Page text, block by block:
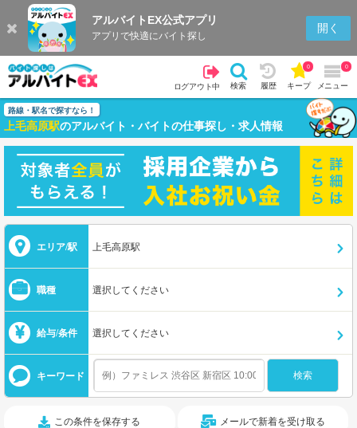
アルバイトEX公式アプリ
アプリで快適にバイト探し
開く
ログアウト中 検索 履歴 キープ
0
メニュー
0
路線・駅名で探すなら！
上毛高原駅のアルバイト・バイトの仕事探し・求人情報
エリア/駅 上毛高原駅
職種 選択してください
給与/条件 選択してください
キーワード
この条件を保存する メールで新着を受け取る